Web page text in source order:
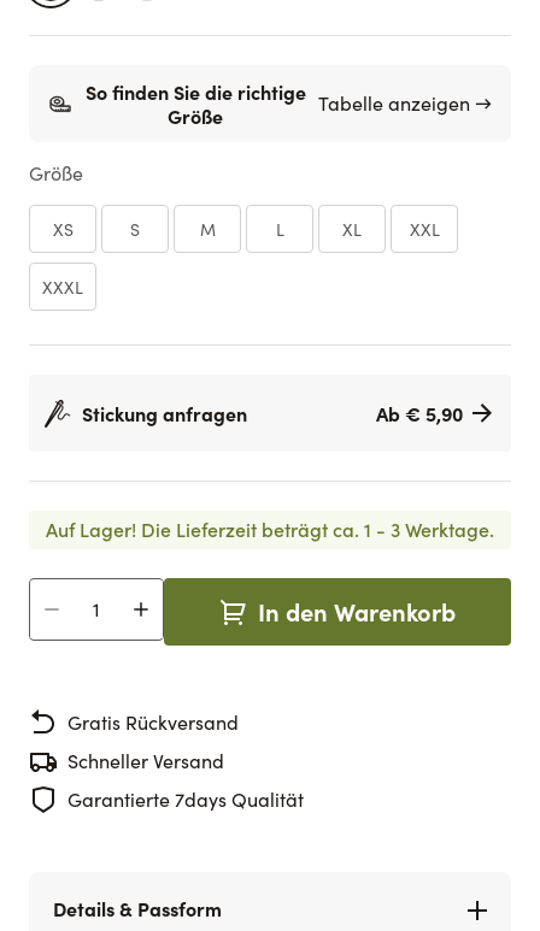
So finden Sie die richtige
Größe
Tabelle anzeigen →
Größe
XS S M L XL XXL
XXXL
Stickung anfragen Ab € 5,90
Auf Lager! Die Lieferzeit beträgt ca. 1 - 3 Werktage.
Menge In den Warenkorb
Gratis Rückversand
Schneller Versand
Garantierte 7days Qualität
Details & Passform